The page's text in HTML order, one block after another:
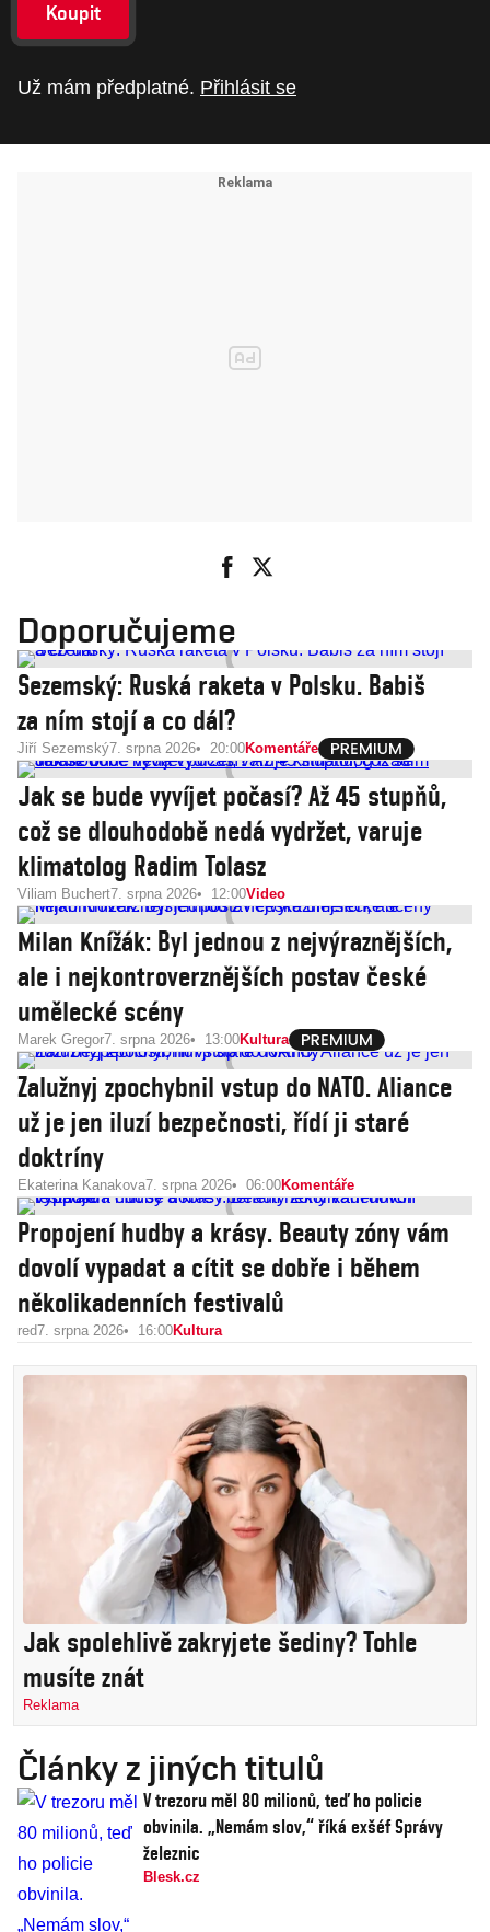
Koupit
Už mám předplatné. Přihlásit se
Doporučujeme
Sezemský: Ruská raketa v Polsku. Babiš
za ním stojí a co dál?
Jiří Sezemský7. srpna 2026 20:00Komentáře
Jak se bude vyvíjet počasí? Až 45 stupňů,
což se dlouhodobě nedá vydržet, varuje
klimatolog Radim Tolasz
Viliam Buchert7. srpna 2026 12:00Video
Milan Knížák: Byl jednou z nejvýraznějších,
ale i nejkontroverznějších postav české
umělecké scény
Marek Gregor7. srpna 2026 13:00Kultura
Zalužnyj zpochybnil vstup do NATO. Aliance
už je jen iluzí bezpečnosti, řídí ji staré
doktríny
Ekaterina Kanakova7. srpna 2026 06:00Komentáře
Propojení hudby a krásy. Beauty zóny vám
dovolí vypadat a cítit se dobře i během
několikadenních festivalů
red7. srpna 2026 16:00Kultura
Jak spolehlivě zakryjete šediny? Tohle
musíte znát
Reklama
Články z jiných titulů
V trezoru měl 80 milionů, teď ho policie
obvinila. „Nemám slov,“ říká exšéf Správy
železnic
Blesk.cz